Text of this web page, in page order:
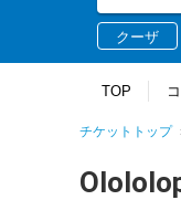
クーザ
TOP
チケットトップ